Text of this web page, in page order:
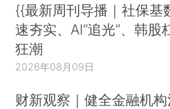
{{最新周刊导播｜社保基
速夯实、AI“追光”、韩股
狂潮
2026年08月09日
财新观察｜健全金融机构